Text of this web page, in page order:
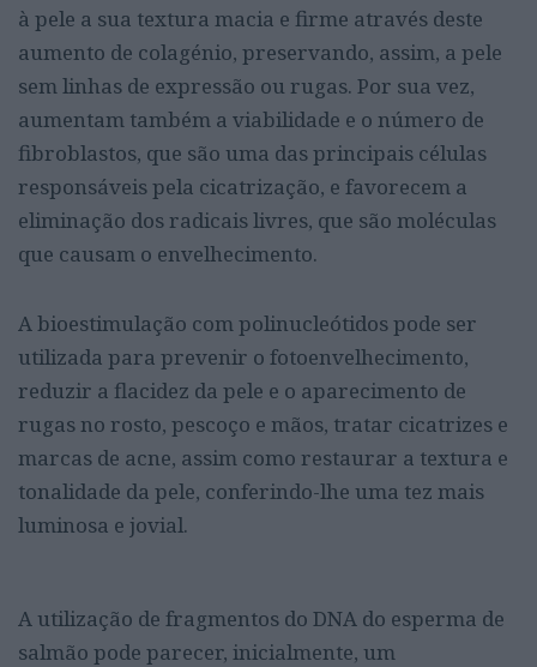
à pele a sua textura macia e firme através deste
aumento de colagénio, preservando, assim, a pele
sem linhas de expressão ou rugas. Por sua vez,
aumentam também a viabilidade e o número de
fibroblastos, que são uma das principais células
responsáveis pela cicatrização, e favorecem a
eliminação dos radicais livres, que são moléculas
que causam o envelhecimento.
A bioestimulação com polinucleótidos pode ser
utilizada para prevenir o fotoenvelhecimento,
reduzir a flacidez da pele e o aparecimento de
rugas no rosto, pescoço e mãos, tratar cicatrizes e
marcas de acne, assim como restaurar a textura e
tonalidade da pele, conferindo-lhe uma tez mais
luminosa e jovial.
A utilização de fragmentos do DNA do esperma de
salmão pode parecer, inicialmente, um